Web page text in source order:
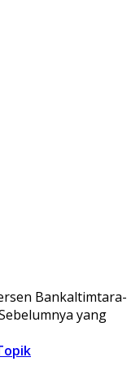
Bankaltimtara-
yang